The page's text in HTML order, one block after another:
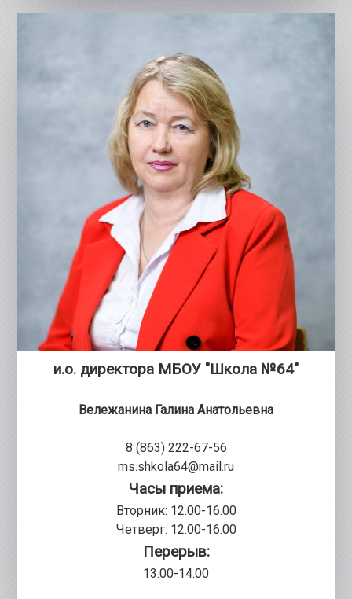
и.о. директора МБОУ "Школа №64"
Вележанина Галина Анатольевна
8 (863) 222-67-56
ms.shkola64@mail.ru
Часы приема:
Вторник: 12.00-16.00
Четверг: 12.00-16.00
Перерыв:
13.00-14.00